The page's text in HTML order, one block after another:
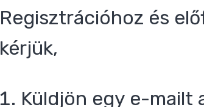
Regisztrációhoz és
kérjük,
Küldjön egy e-mailt